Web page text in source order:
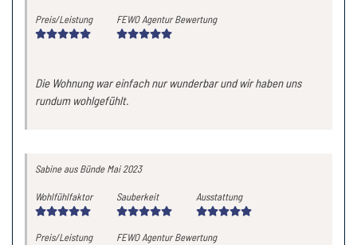
Preis/Leistung FEWO Agentur Bewertung
Die Wohnung war einfach nur wunderbar und wir haben uns
rundum wohlgefühlt.
Sabineaus Bünde Mai 2023
Wohlfühlfaktor Sauberkeit Ausstattung
Preis/Leistung FEWO Agentur Bewertung